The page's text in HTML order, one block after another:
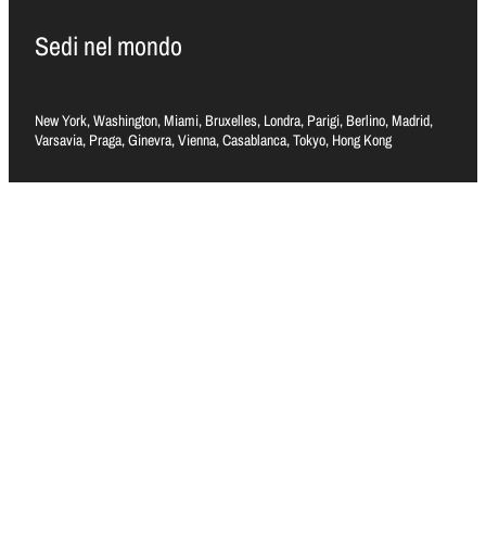
Sedi nel mondo
New York, Washington, Miami, Bruxelles, Londra, Parigi, Berlino, Madrid,
Varsavia, Praga, Ginevra, Vienna, Casablanca, Tokyo, Hong Kong